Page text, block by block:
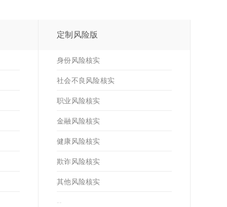
定制风险版
身份风险核实
社会不良风险核实
职业风险核实
金融风险核实
健康风险核实
欺诈风险核实
其他风险核实
--